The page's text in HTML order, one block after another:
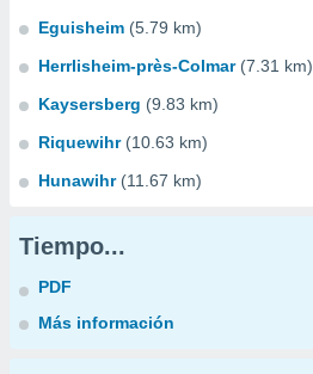
Eguisheim (5.79 km)
Herrlisheim-près-Colmar (7.31 km)
Kaysersberg (9.83 km)
Riquewihr (10.63 km)
Hunawihr (11.67 km)
Tiempo...
PDF
Más información